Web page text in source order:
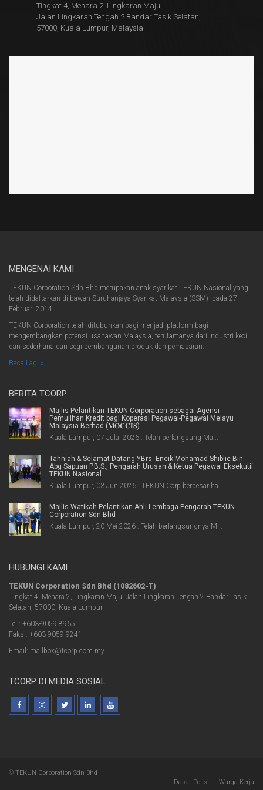
Tingkat 4, Menara 2, Lingkaran Maju,
Jalan Lingkaran Tengah 2 Bandar Tasik Selatan,
57000, Kuala Lumpur, Malaysia
MENGENAI KAMI
TEKUN Corporation Sdn Bhd merupakan anak syarikat TEKUN Nasional yang
telah didaftarkan di bawah Suruhanjaya Syarikat Malaysia (SSM) pada 27
Februari 2014.
TEKUN Corporation telah ditubuhkan bagi menjadi platform bagi
mengembangkan potensi usahawan Malaysia, terutamanya dari industri kecil
dan sederhana dari segi pembangunan produk dan pemasaran.
Baca Lagi »
BERITA TCORP
Majlis Pelantikan TEKUN Corporation sebagai Agensi
Pemulihan Kredit bagi Koperasi Pegawai-Pegawai Melayu
Malaysia Berhad (𝐌𝐎𝐂𝐂𝐈𝐒)
Kuala Lumpur, 07 Julai 2026 : Telah berlangsung Ma...
Tahniah & Selamat Datang YBrs. Encik Mohamad Shiblie Bin
Abg Sapuan P.B.S., Pengarah Urusan & Ketua Pegawai Eksekutif
TEKUN Nasional
Kuala Lumpur, 03 Jun 2026 : TEKUN Corp berbesar ha...
Majlis Watikah Pelantikan Ahli Lembaga Pengarah TEKUN
Corporation Sdn Bhd
Kuala Lumpur, 20 Mei 2026 : Telah berlangsungnya M...
HUBUNGI KAMI
TEKUN Corporation Sdn Bhd (1082602-T)
Tingkat 4, Menara 2, Lingkaran Maju, Jalan Lingkaran Tengah 2 Bandar Tasik
Selatan, 57000, Kuala Lumpur
Tel : +603-9059 8965
Faks : +603-9059 9241
Email: mailbox@tcorp.com.my
TCORP DI MEDIA SOSIAL
© TEKUN Corporation Sdn Bhd
Dasar Polisi
Warga Kerja